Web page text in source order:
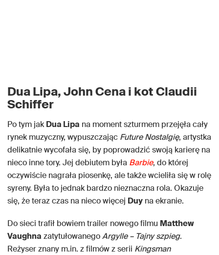
Dua Lipa, John Cena i kot Claudii
Schiffer
Po tym jakDua Lipa na moment szturmem przejęła cały
rynek muzyczny, wypuszczając Future Nostalgię, artystka
delikatnie wycofała się, by poprowadzić swoją karierę na
nieco inne tory. Jej debiutem była Barbie, do której
oczywiście nagrała piosenkę, ale także wcieliła się w rolę
syreny. Była to jednak bardzo nieznaczna rola. Okazuje
się, że teraz czas na nieco więcej Duy na ekranie.
Do sieci trafił bowiem trailer nowego filmu Matthew
Vaughna zatytułowanegoArgylle – Tajny szpieg.
Reżyser znany m.in. z filmów z serii Kingsman